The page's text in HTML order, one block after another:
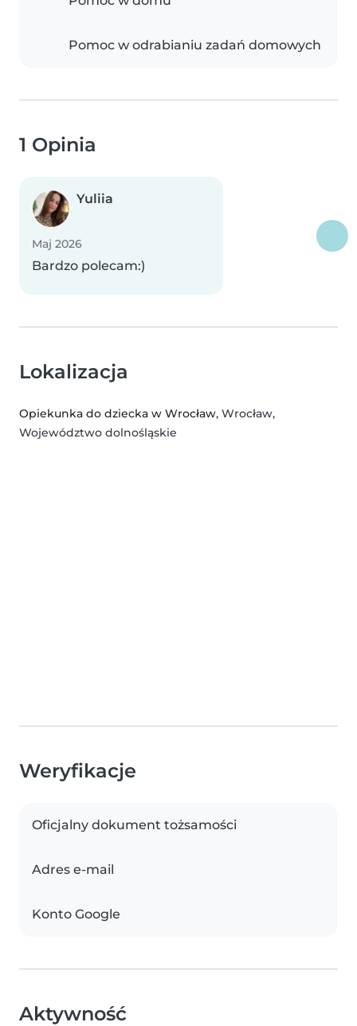
Pomoc w odrabianiu zadań domowych
1 Opinia
Yuliia
Maj 2026
Bardzo polecam:)
Lokalizacja
Opiekunka do dziecka w Wrocław, Wrocław,
Województwo dolnośląskie
Weryfikacje
Oficjalny dokument tożsamości
Adres e-mail
Konto Google
Aktywność